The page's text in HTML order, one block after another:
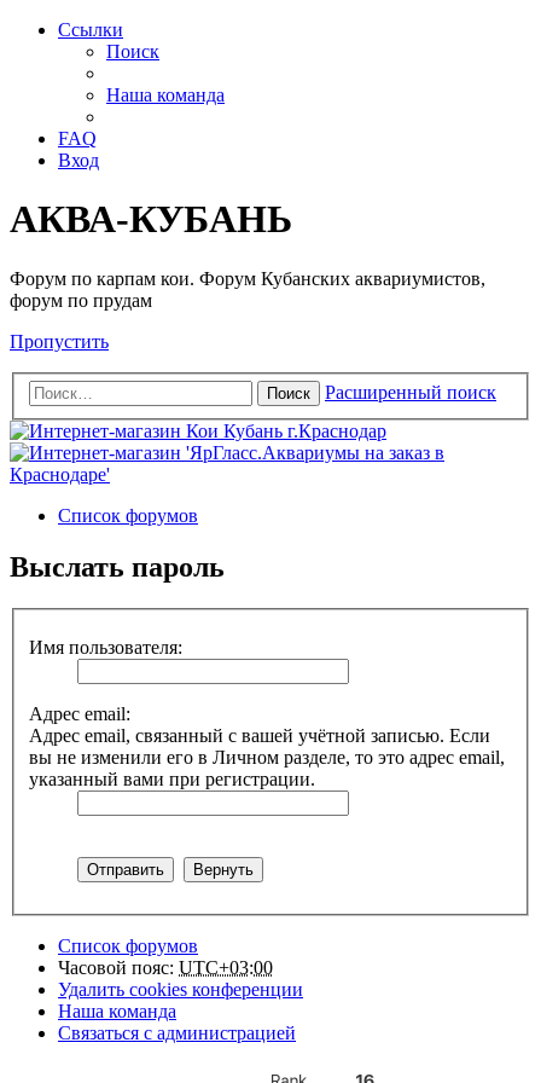
Ссылки
Поиск
Наша команда
FAQ
Вход
АКВА-КУБАНЬ
Форум по карпам кои. Форум Кубанских аквариумистов,
форум по прудам
Пропустить
Поиск Расширенный поиск
Список форумов
Выслать пароль
Имя пользователя:
Адрес email:
Адрес email, связанный с вашей учётной записью. Если
вы не изменили его в Личном разделе, то это адрес email,
указанный вами при регистрации.
Список форумов
Часовой пояс: UTC+03:00
Удалить cookies конференции
Наша команда
Связаться с администрацией